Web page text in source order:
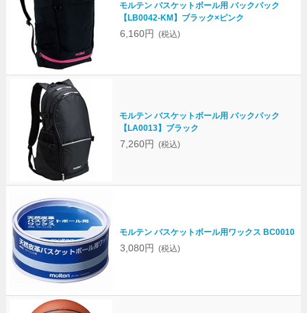
モルテン バスケットボール用 バックパック
【LB0042-KM】ブラック×ピンク
6,160円 (税込)
モルテン バスケットボール用 バックパック
【LA0013】ブラック
7,260円 (税込)
モルテン バスケットボール用ワックス BC0010
3,080円 (税込)